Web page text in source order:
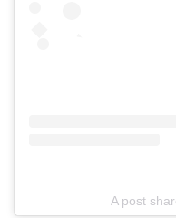
A post